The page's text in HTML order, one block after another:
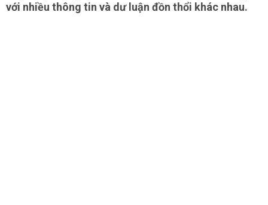
với nhiều thông tin và dư luận đồn thổi khác nhau.